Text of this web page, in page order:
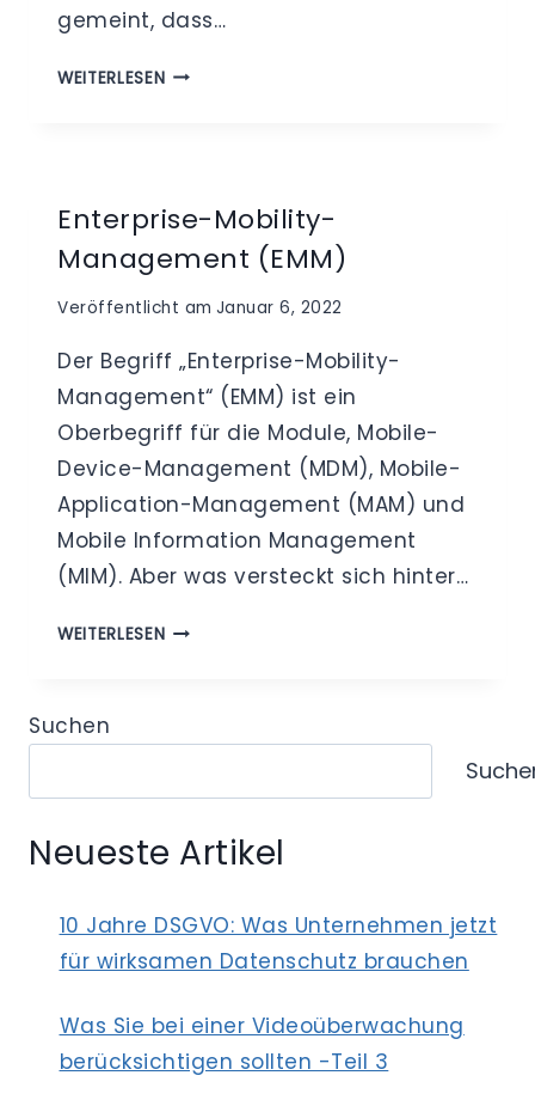
gemeint, dass…
WEITERLESENEU-
Enterprise-Mobility-
Management (EMM)
Veröffentlicht am Januar 6, 2022
Der Begriff „Enterprise-Mobility-
Management“ (EMM) ist ein
Oberbegriff für die Module, Mobile-
Device-Management (MDM), Mobile-
Application-Management (MAM) und
Mobile Information Management
(MIM). Aber was versteckt sich hinter…
WEITERLESENENTERPRISE-
Suchen
Neueste Artikel
10 Jahre DSGVO: Was Unternehmen jetzt
für wirksamen Datenschutz brauchen
Was Sie bei einer Videoüberwachung
berücksichtigen sollten -Teil 3